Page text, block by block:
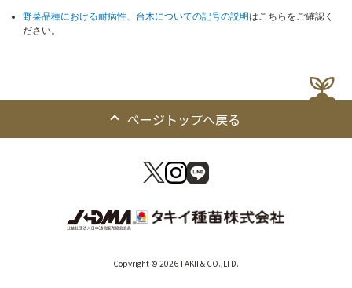
野菜品種における耐病性、台木についての記号の説明はこちらをご確認く
ださい。
ページトップへ戻る
Copyright © 2026 TAKII & CO.,LTD.